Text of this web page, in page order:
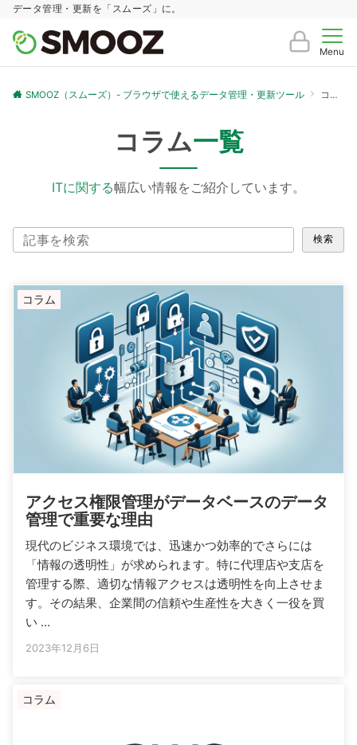
データ管理・更新を「スムーズ」に。
Menu
SMOOZ（スムーズ）- ブラウザで使えるデータ管理・更新ツール コラム一覧
コラム一覧
ITに関する幅広い情報をご紹介しています。
記
事
検
索
検索
コラム
アクセス権限管理がデータベースのデータ
管理で重要な理由
現代のビジネス環境では、迅速かつ効率的でさらには
「情報の透明性」が求められます。特に代理店や支店を
管理する際、適切な情報アクセスは透明性を向上させま
す。その結果、企業間の信頼や生産性を大きく一役を買
い …
2023年12月6日
コラム